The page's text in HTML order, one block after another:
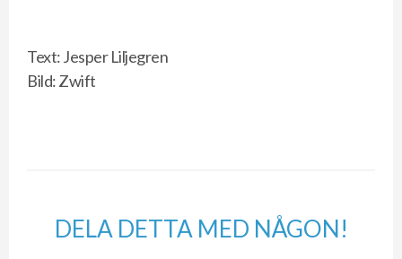
Text: Jesper Liljegren
Bild: Zwift
DELA DETTA MED NÅGON!